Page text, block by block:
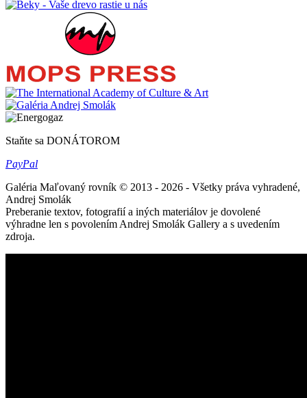
Staňte sa DONÁTOROM
PayPal
Galéria Maľovaný rovník © 2013 - 2026 - Všetky práva vyhradené,
Andrej Smolák
Preberanie textov, fotografií a iných materiálov je dovolené
výhradne len s povolením Andrej Smolák Gallery a s uvedením
zdroja.